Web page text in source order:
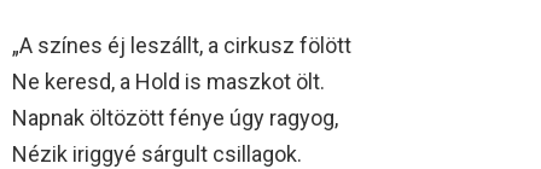
„A színes éj leszállt, a cirkusz fölött
Ne keresd, a Hold is maszkot ölt.
Napnak öltözött fénye úgy ragyog,
Nézik iriggyé sárgult csillagok.